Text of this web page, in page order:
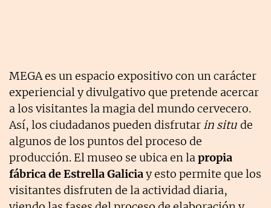
MEGA es un espacio expositivo con un carácter
experiencial y divulgativo que pretende acercar
a los visitantes la magia del mundo cervecero.
Así, los ciudadanos pueden disfrutarin situ de
algunos de los puntos del proceso de
producción. El museo se ubica en lapropia
fábrica de Estrella Galiciay esto permite que los
visitantes disfruten de la actividad diaria,